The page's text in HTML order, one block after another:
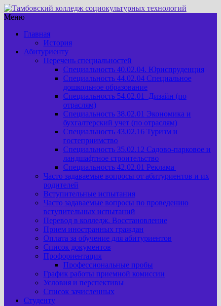
Меню
Главная
История
Абитуриенту
Перечень специальностей
Специальность 40.02.04. Юриспруденция
Специальность 44.02.04 Специальное
дошкольное образование
Специальность 54.02.01 Дизайн (по
отраслям)
Специальность 38.02.01 Экономика и
бухгалтерский учет (по отраслям)
Специальность 43.02.16 Туризм и
гостеприимство
Специальность 35.02.12 Садово-парковое и
ландшафтное строительство
Специальность 42.02.01 Реклама
Часто задаваемые вопросы от абитуриентов и их
родителей
Вступительные испытания
Часто задаваемые вопросы по проведению
вступительных испытаний
Перевод в колледж. Восстановление
Прием иностранных граждан
Оплата за обучение для абитуриентов
Список документов
Профориентация
Профессиональные пробы
График работы приемной комиссии
Условия и перспективы
Список зачисленных
Студенту